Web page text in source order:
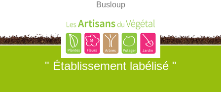
Busloup
" Établissement labélisé "